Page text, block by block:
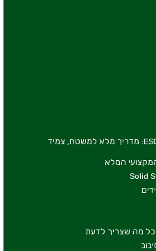
איך מקימים עמדת עבודה מוגנת ESD: מדריך מלא למשטח, צמיד
המלא
מה שצריך לדעת